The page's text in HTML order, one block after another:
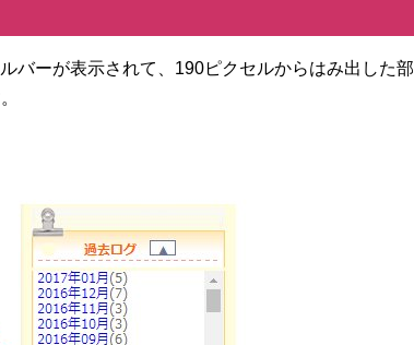
バーが表示されて、190ピクセルからはみ出した部